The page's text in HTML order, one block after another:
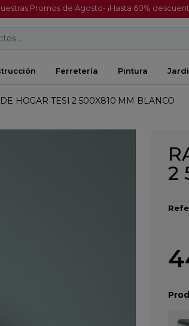
Promos de Agosto- ¡Hasta 60%
Ferretería Pintura
HOGAR TESI 2 500X810 MM BLANCO
2